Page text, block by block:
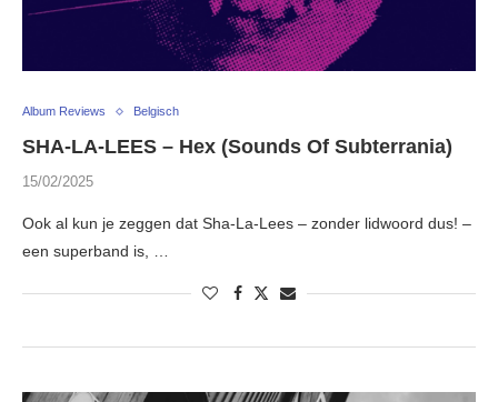
Album Reviews Belgisch
SHA-LA-LEES – Hex (Sounds Of Subterrania)
15/02/2025
Ook al kun je zeggen dat Sha-La-Lees – zonder lidwoord dus! –
een superband is, …